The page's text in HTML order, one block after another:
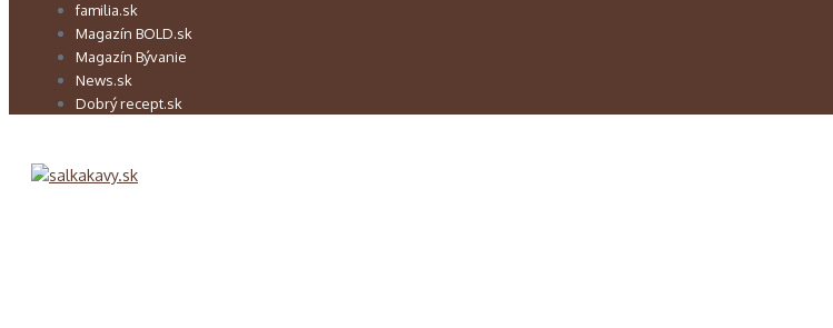
familia.sk
Magazín BOLD.sk
Magazín Bývanie
News.sk
Dobrý recept.sk